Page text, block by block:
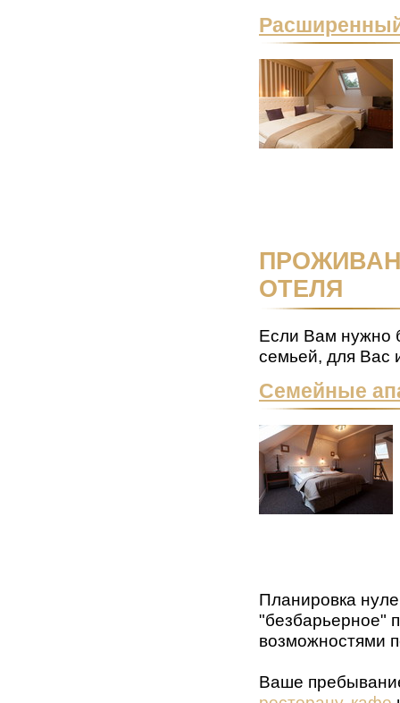
ОТЕЛЯ
Если Вам нужно
семьей, для Вас
Семейные
Планировка
"безбарьерное"
возможностями
Ваше